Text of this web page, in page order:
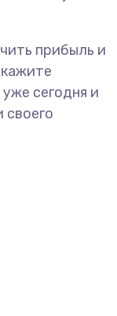
прибыль и
сегодня и
своего